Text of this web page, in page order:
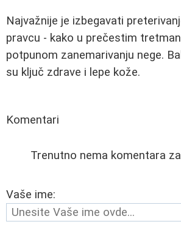
Najvažnije je izbegavati
pravcu - kako u prečestim
potpunom zanemarivanju nege.
su ključ zdrave i lepe kože.
Komentari
Trenutno nema komentara
Vaše ime: